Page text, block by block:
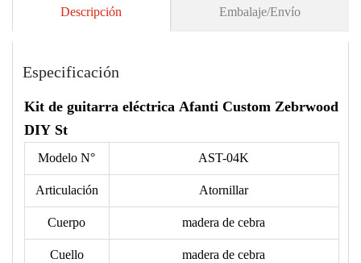
Descripción Embalaje/Envío
Especificación
Kit de guitarra eléctrica Afanti Custom Zebrwood
DIY St
Modelo N° AST-04K
Articulación Atornillar
Cuerpo madera de cebra
Cuello madera de cebra